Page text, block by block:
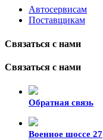
Автосервисам
Поставщикам
Связаться с нами
Связаться с нами
Обратная связь
Военное шоссе 27